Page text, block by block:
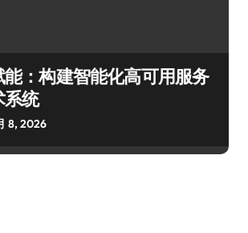
：构建智能化高可用服务
系统
8, 2026